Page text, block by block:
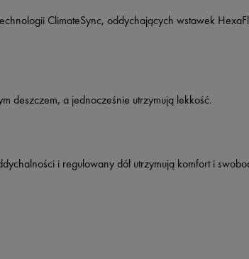
ClimateSync, oddychających wstawek
deszczem, a jednocześnie utrzymują lekkość.
i regulowany dół utrzymują komfort i